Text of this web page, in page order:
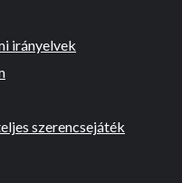
irányelvek
szerencsejáték